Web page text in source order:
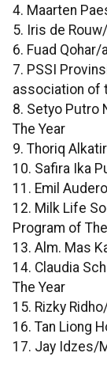
4. Maarten
5. Iris de
6. Fuad
7. PSSI
association of
8. Setyo Putro
The Year
9. Thoriq
10. Safira Ika
11. Emil
12. Milk Life
Program of
13. Alm. Mas
14. Claudia
The Year
15. Rizky
16. Tan Liong
​​​​​​​17. Jay Idzes/